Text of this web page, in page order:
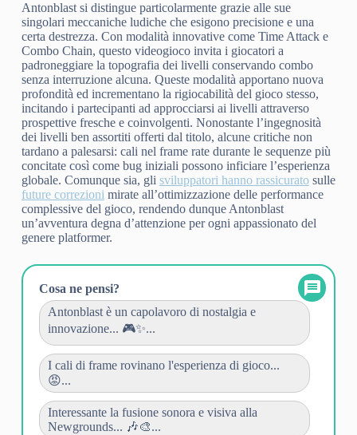
Antonblast si distingue particolarmente grazie alle sue
singolari meccaniche ludiche che esigono precisione e una
certa destrezza. Con modalità innovative come Time Attack e
Combo Chain, questo videogioco invita i giocatori a
padroneggiare la topografia dei livelli conservando combo
senza interruzione alcuna. Queste modalità apportano nuova
profondità ed incrementano la rigiocabilità del gioco stesso,
incitando i partecipanti ad approcciarsi ai livelli attraverso
prospettive fresche e coinvolgenti. Nonostante l’ingegnosità
dei livelli ben assortiti offerti dal titolo, alcune critiche non
tardano a palesarsi: cali nel frame rate durante le sequenze più
concitate così come bug iniziali possono inficiare l’esperienza
globale. Comunque sia, gli sviluppatori hanno rassicuratosulle
future correzioni mirate all’ottimizzazione delle performance
complessive del gioco, rendendo dunque Antonblast
un’avventura degna d’attenzione per ogni appassionato del
genere platformer.
Cosa ne pensi?
Antonblast è un capolavoro di nostalgia e
innovazione... 🎮✨...
I cali di frame rovinano l'esperienza di gioco...
😡...
Interessante la fusione sonora e visiva alla
Newgrounds... 🎶🎨...